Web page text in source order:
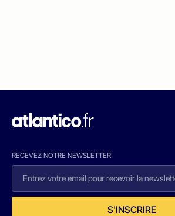
RECEVEZ NOTRE NEWSLETTER
S'INSCRIRE